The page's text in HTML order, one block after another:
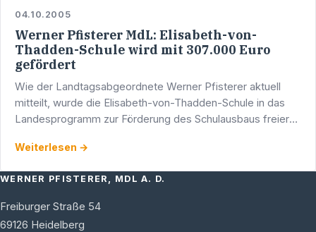
04.10.2005
Werner Pfisterer MdL: Elisabeth-von-
Thadden-Schule wird mit 307.000 Euro
gefördert
Wie der Landtagsabgeordnete Werner Pfisterer aktuell
mitteilt, wurde die Elisabeth-von-Thadden-Schule in das
Landesprogramm zur Förderung des Schulausbaus freier
…
Weiterlesen →
WERNER PFISTERER, MDL A. D.
Freiburger Straße 54
69126 Heidelberg